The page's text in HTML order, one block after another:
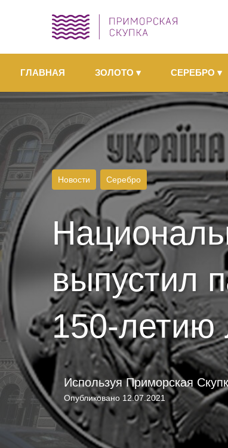
ГЛАВНАЯ ЗОЛОТО ▾ СЕРЕБРО ▾
Новости Серебро
выпустил
150-летию
ИспользуяПриморская
Опубликовано 12.07.2021